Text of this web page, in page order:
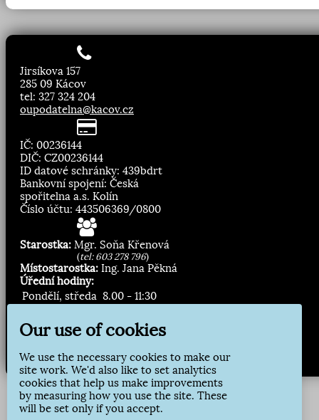
Jirsíkova 157
285 09 Kácov
tel: 327 324 204
oupodatelna@kacov.cz
IČ: 00236144
DIČ: CZ00236144
ID datové schránky: 439bdrt
Bankovní spojení: Česká
spořitelna a.s. Kolín
Číslo účtu: 443506369/0800
Starostka: Mgr. Soňa Křenová
(tel: 603 278 796)
Místostarostka: Ing. Jana Pěkná
Úřední hodiny:
Pondělí, středa 8.00 - 11:30
Přihlásit odběr
Our use of cookies
We use the necessary cookies to make our
site work. We'd also like to set analytics
cookies that help us make improvements
by measuring how you use the site. These
will be set only if you accept.